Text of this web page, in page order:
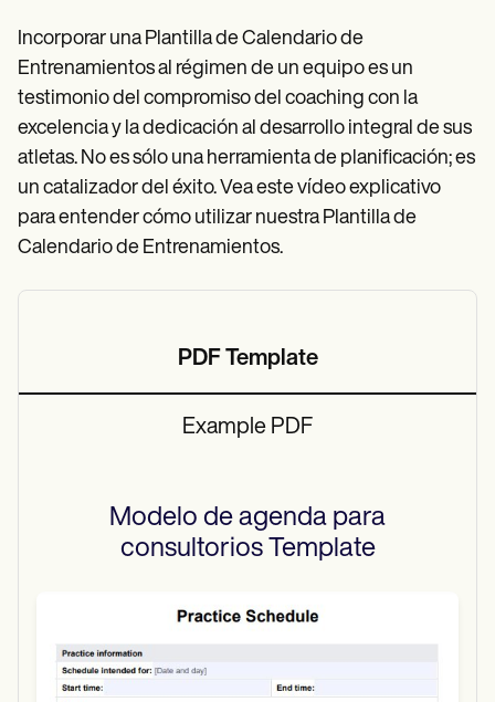
Incorporar una Plantilla de Calendario de
Entrenamientos al régimen de un equipo es un
testimonio del compromiso del coaching con la
excelencia y la dedicación al desarrollo integral de sus
atletas. No es sólo una herramienta de planificación; es
un catalizador del éxito. Vea este vídeo explicativo
para entender cómo utilizar nuestra Plantilla de
Calendario de Entrenamientos.
PDF Template
Example PDF
Modelo de agenda para
consultoriosTemplate